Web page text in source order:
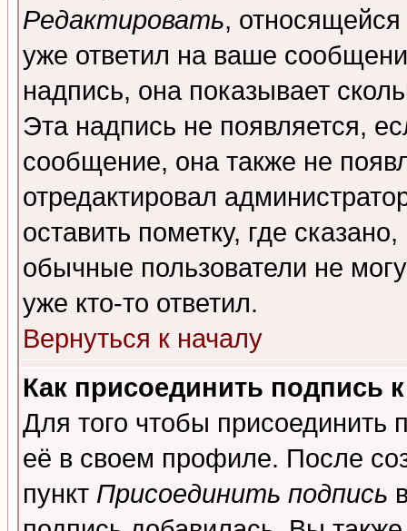
Редактировать,
уже ответил на ваше
надпись, она показывает
Эта надпись не появляется,
сообщение, она также не
отредактировал
оставить пометку, где
обычные пользователи не
уже кто-то ответил.
Вернуться к началу
Как присоединить подпись
Для того чтобы присоединить
её в своем профиле. После
пункт Присоединить подпись